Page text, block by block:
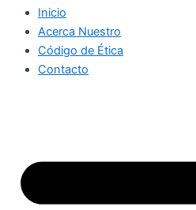
Inicio
Acerca Nuestro
Código de Ética
Contacto